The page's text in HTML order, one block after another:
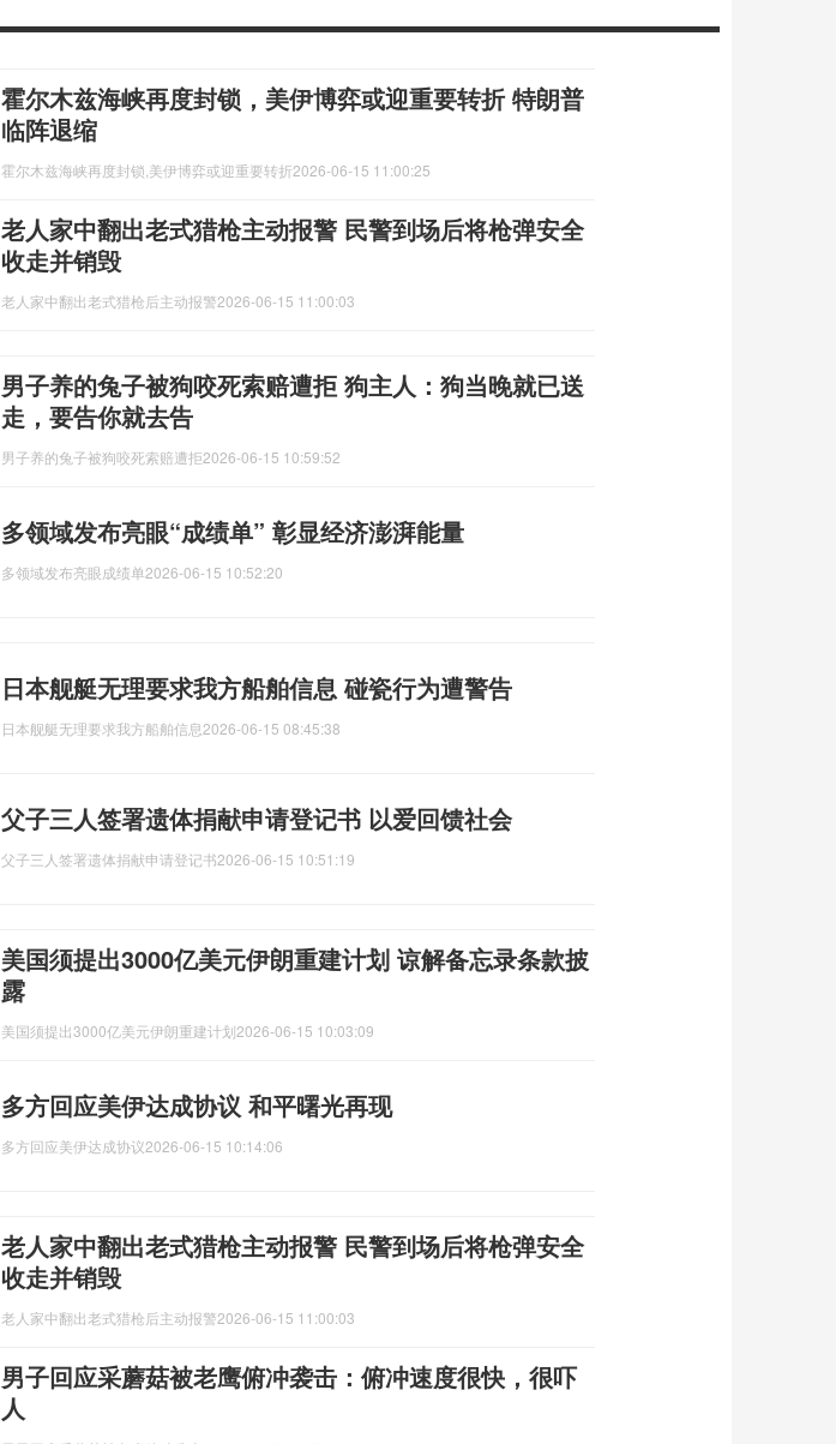
霍尔木兹海峡再度封锁，美伊博弈或迎重要转折 特朗普
临阵退缩
霍尔木兹海峡再度封锁,美伊博弈或迎重要转折2026-06-15 11:00:25
老人家中翻出老式猎枪主动报警 民警到场后将枪弹安全
收走并销毁
老人家中翻出老式猎枪后主动报警2026-06-15 11:00:03
男子养的兔子被狗咬死索赔遭拒 狗主人：狗当晚就已送
走，要告你就去告
男子养的兔子被狗咬死索赔遭拒2026-06-15 10:59:52
多领域发布亮眼“成绩单” 彰显经济澎湃能量
多领域发布亮眼成绩单2026-06-15 10:52:20
日本舰艇无理要求我方船舶信息 碰瓷行为遭警告
日本舰艇无理要求我方船舶信息2026-06-15 08:45:38
父子三人签署遗体捐献申请登记书 以爱回馈社会
父子三人签署遗体捐献申请登记书2026-06-15 10:51:19
美国须提出3000亿美元伊朗重建计划 谅解备忘录条款披
露
美国须提出3000亿美元伊朗重建计划2026-06-15 10:03:09
多方回应美伊达成协议 和平曙光再现
多方回应美伊达成协议2026-06-15 10:14:06
老人家中翻出老式猎枪主动报警 民警到场后将枪弹安全
收走并销毁
老人家中翻出老式猎枪后主动报警2026-06-15 11:00:03
男子回应采蘑菇被老鹰俯冲袭击：俯冲速度很快，很吓
人